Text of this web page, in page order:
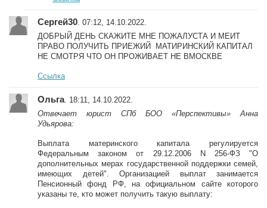
Сергей30 . 07:12, 14.10.2022.
ДОБРЫЙ ДЕНЬ СКАЖИТЕ МНЕ ПОЖАЛУСТА И МЕИТ
ПРАВО ПОЛУЧИТЬ ПРИЕЖИЙ МАТИРИНСКИЙ КАПИТАЛ
НЕ СМОТРЯ ЧТО ОН ПРОЖИВАЕТ НЕ ВМОСКВЕ
Ссылка
Ольга. 18:11, 14.10.2022.
Отвечает юрист СПб БОО «Перспективы» Анна
Удьярова:
Выплата материнского капитала регулируется
Федеральным законом от 29.12.2006 N 256-ФЗ "О
дополнительных мерах государственной поддержки семей,
имеющих детей". Организацией выплат занимается
Пенсионный фонд РФ, на официальном сайте которого
указаны те, кто может получить такую выплату: